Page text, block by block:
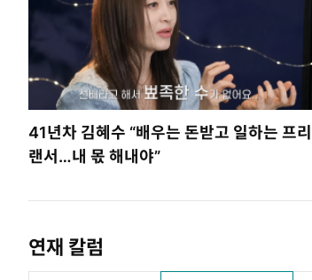
41년차 김혜수 “배우는 돈받고 일하는 프리
랜서…내 몫 해내야”
연재 칼럼